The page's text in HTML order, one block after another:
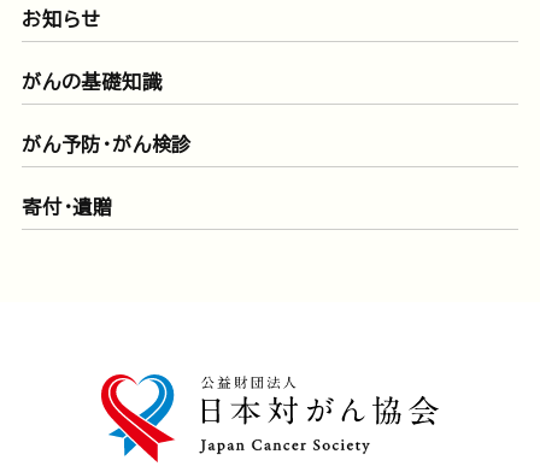
お知らせ
がんの基礎知識
がん予防・がん検診
寄付・遺贈